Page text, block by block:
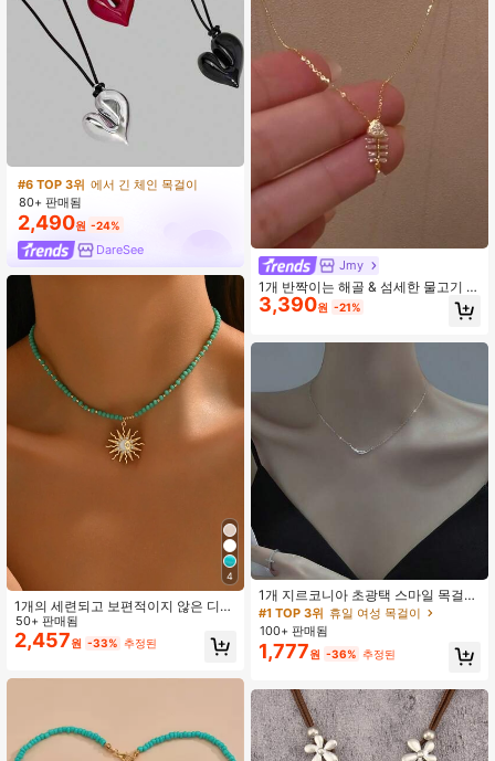
#6 TOP 3위 에서 긴 체인 목걸이
80+ 판매됨
2,490원 -24%
DareSee
4
1개의 세련되고 보편적이지 않은 디자
인 비즈 선, 별, 달 모양 펜던트 네트워
크 여성용
50+ 판매됨
2,457원 -33% 추정된
Jmy
1개 반짝이는 해골 & 섬세한 물고기 뼈
펜던트 목걸이, 여성을 위한 우아한 주
얼리
3,390원 -21%
1개 지르코니아 초광택 스마일 목걸
이, 가벼운 패셔너블한 다용도 여성 파
티, 연회, 데이트, 휴일, 선물에 적합.
#1 TOP 3위 휴일 여성 목걸이
100+ 판매됨
1,777원 -36% 추정된